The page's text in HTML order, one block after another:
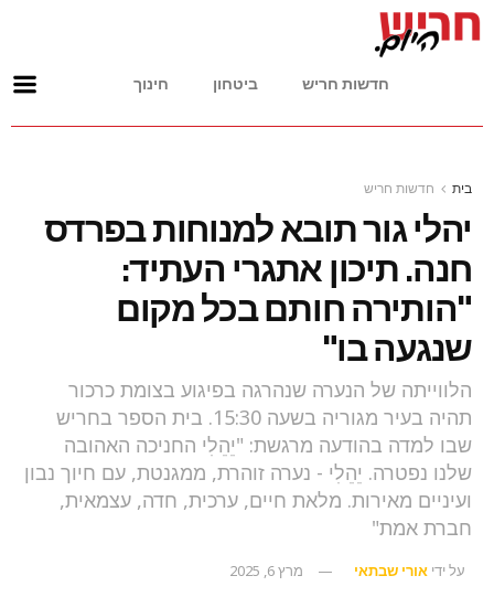
חדשות חריש ביטחון חינוך
בית חדשות חריש
יהלי גור תובא למנוחות בפרדס
חנה. תיכון אתגרי העתיד:
"הותירה חותם בכל מקום
שנגעה בו"
הלווייתה של הנערה שנהרגה בפיגוע בצומת כרכור
תהיה בעיר מגוריה בשעה 15:30. בית הספר בחריש
שבו למדה בהודעה מרגשת: "יֵהֵלִי החניכה האהובה
שלנו נפטרה. יֵהֵלִי - נערה זוהרת, ממגנטת, עם חיוך נבון
ועיניים מאירות. מלאת חיים, ערכית, חדה, עצמאית,
חברת אמת"
על ידי אורי שבתאי מרץ 6, 2025